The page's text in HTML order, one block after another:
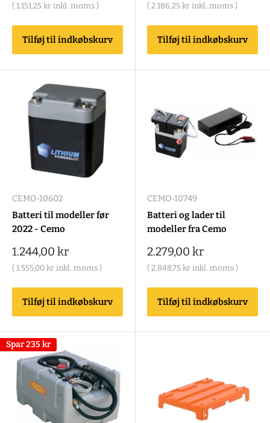
( 1.151,25 kr inkl. moms )
Tilføj til indkøbskurv
( 2.186,25 kr inkl. moms )
Tilføj til indkøbskurv
CEMO-10602
Batteri til modeller før
2022 - Cemo
Salgspris
1.244,00 kr
( 1.555,00 kr inkl. moms )
Tilføj til indkøbskurv
CEMO-10749
Batteri og lader til
modeller fra Cemo
Salgspris
2.279,00 kr
( 2.848,75 kr inkl. moms )
Tilføj til indkøbskurv
Spar235 kr